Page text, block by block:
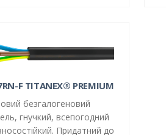
F TITANEX® PREMIUM
безгалогеновий
гнучкий, всепогодний
Придатний до